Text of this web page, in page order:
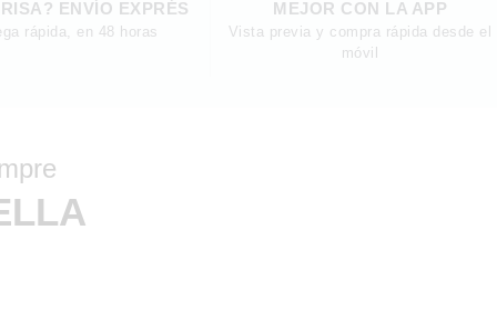
ENVÍO EXPRÉS
rápida, en 48 horas
MEJOR CON LA APP
Vista previa y compra rápida desde el
móvil